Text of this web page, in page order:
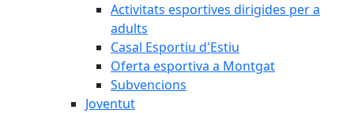
Activitats esportives dirigides per a
adults
Casal Esportiu d'Estiu
Oferta esportiva a Montgat
Subvencions
Joventut